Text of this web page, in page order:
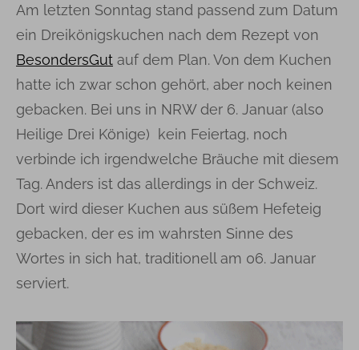
Am letzten Sonntag stand passend zum Datum
ein Dreikönigskuchen nach dem Rezept von
BesondersGut auf dem Plan. Von dem Kuchen
hatte ich zwar schon gehört, aber noch keinen
gebacken. Bei uns in NRW der 6. Januar (also
Heilige Drei Könige) kein Feiertag, noch
verbinde ich irgendwelche Bräuche mit diesem
Tag. Anders ist das allerdings in der Schweiz.
Dort wird dieser Kuchen aus süßem Hefeteig
gebacken, der es im wahrsten Sinne des
Wortes in sich hat, traditionell am 06. Januar
serviert.